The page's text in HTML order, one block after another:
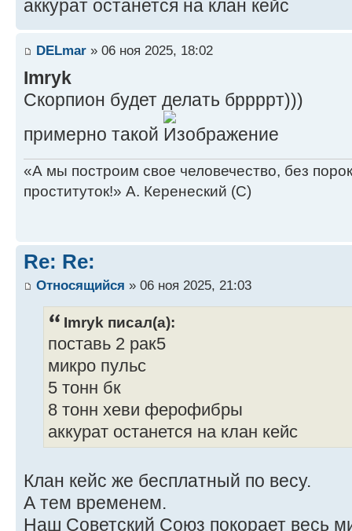
Internal
Structure
Front 5
R/L Side 5/5
Rear 5
Turret 5
Weapons
and Ammo Location
5 Light AC/2
Micro Pulse Laser
CASE
Flak LAC/2 Ammo (180)
аккурат останется на клан кейс
DELmar » 06 ноя 2025, 18:02
Imryk
Скорпион будет делать бррррт)))
примерно такой
«А мы построим свое человечество, без
проституток!» А. Керенеский (С)
Re: Re:
Относящийся » 06 ноя 2025, 21:03
Imryk писал(а):
поставь 2 рак5
микро пульс
5 тонн бк
8 тонн хеви ферофибры
аккурат останется на клан кейс
Клан кейс же бесплатный по весу.
А тем временем.
Наш Советский Союз покорает весь